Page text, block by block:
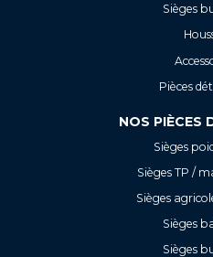
Sièges
Pièces
NOS PIÈCES
Sièges
Sièges TP /
Sièges
Sièges
Sièges